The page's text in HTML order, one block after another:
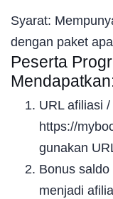
Syarat:
dengan paket
Peserta
URL afiliasi
https://
gunakan
Bonus
menjadi